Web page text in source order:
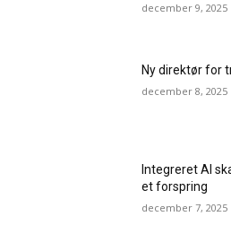
december 9, 2025
Ny direktør for
december 8, 2025
Integreret AI
et forspring
december 7, 2025